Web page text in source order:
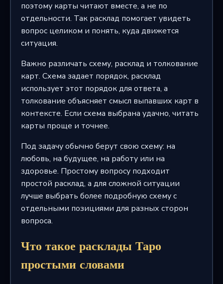
поэтому карты читают вместе, а не по
отдельности. Так расклад помогает увидеть
вопрос целиком и понять, куда движется
ситуация.
Важно различать схему, расклад и толкование
карт. Схема задает порядок, расклад
использует этот порядок для ответа, а
толкование объясняет смысл выпавших карт в
контексте. Если схема выбрана удачно, читать
карты проще и точнее.
Под задачу обычно берут свою схему: на
любовь, на будущее, на работу или на
здоровье. Простому вопросу подходит
простой расклад, а для сложной ситуации
лучше выбрать более подробную схему с
отдельными позициями для разных сторон
вопроса.
Что такое расклады Таро
простыми словами